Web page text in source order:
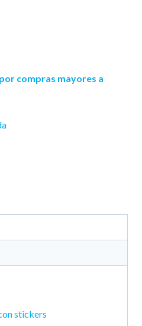
compras mayores a
stickers